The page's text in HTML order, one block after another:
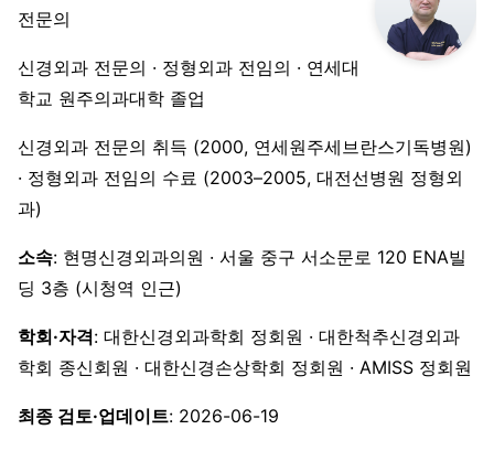
전문의
신경외과 전문의 · 정형외과 전임의 · 연세대
학교 원주의과대학 졸업
신경외과 전문의 취득 (2000, 연세원주세브란스기독병원)
· 정형외과 전임의 수료 (2003–2005, 대전선병원 정형외
과)
소속: 현명신경외과의원 · 서울 중구 서소문로 120 ENA빌
딩 3층 (시청역 인근)
학회·자격: 대한신경외과학회 정회원 · 대한척추신경외과
학회 종신회원 · 대한신경손상학회 정회원 · AMISS 정회원
최종 검토·업데이트: 2026-06-19